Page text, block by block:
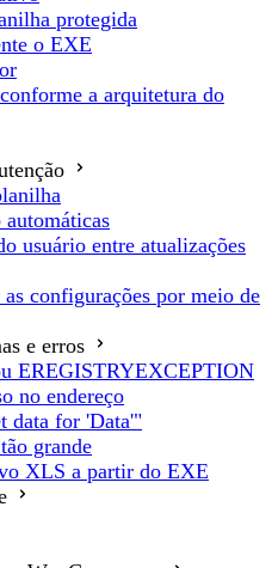
protegida
o EXE
a arquitetura do
usuário entre atualizações
as configurações por meio de
e erros
EREGISTRYEXCEPTION
no endereço
data for 'Data'"
grande
XLS a partir do EXE